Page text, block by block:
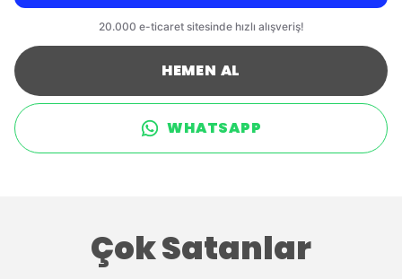
HEMEN AL
WHATSAPP
Çok Satanlar